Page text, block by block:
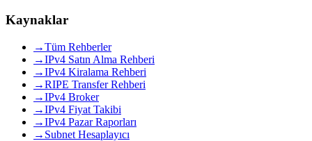
Kaynaklar
→Tüm Rehberler
→IPv4 Satın Alma Rehberi
→IPv4 Kiralama Rehberi
→RIPE Transfer Rehberi
→IPv4 Broker
→IPv4 Fiyat Takibi
→IPv4 Pazar Raporları
→ Subnet Hesaplayıcı